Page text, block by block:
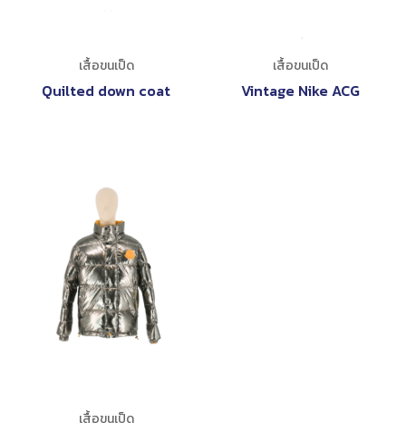
เสื้อขนเป็ด
Quilted down coat
เสื้อขนเป็ด
Vintage Nike ACG
เสื้อขนเป็ด